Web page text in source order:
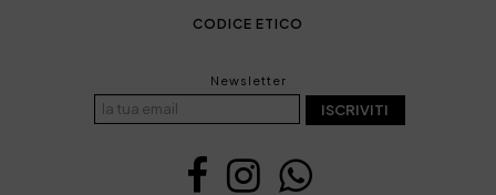
CODICE ETICO
Newsletter
ISCRIVITI